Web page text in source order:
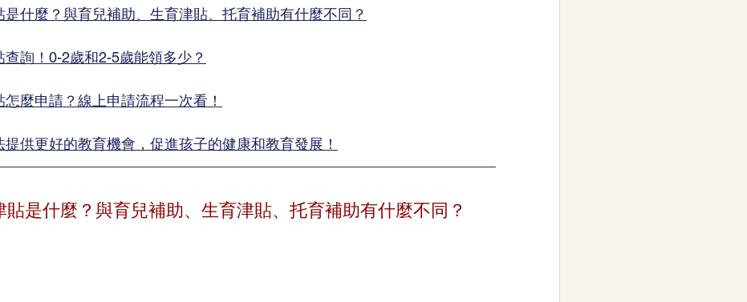
是什麼？與育兒補助、生育津貼、托育補助有什麼不同？
詢！0-2歲和2-5歲能領多少？
麼申請？線上申請流程一次看！
提供更好的教育機會，促進孩子的健康和教育發展！
貼是什麼？與育兒補助、生育津貼、托育補助有什麼不同？